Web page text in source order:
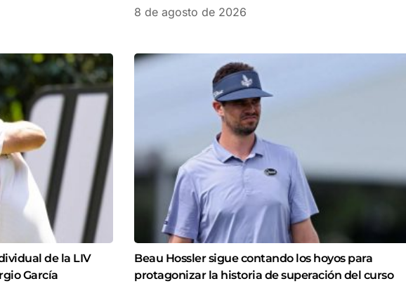
8 de agosto de 2026
de la LIV
García
Beau Hossler sigue contando los hoyos para
protagonizar la historia de superación del curso